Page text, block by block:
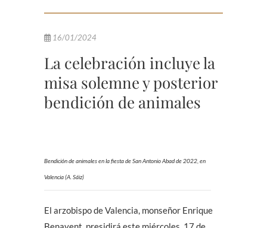
16/01/2024
La celebración incluye la
misa solemne y posterior
bendición de animales
Bendición de animales en la fiesta de San Antonio Abad de 2022, en
Valencia (A. Sáiz)
El arzobispo de Valencia, monseñor Enrique